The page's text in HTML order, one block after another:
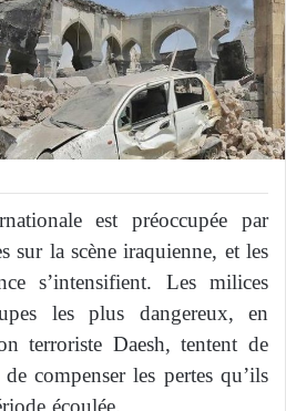
est préoccupée par
sur la scène iraquienne, et les
s’intensifient. Les milices
les plus dangereux, en
terroriste Daesh, tentent de
compenser les pertes qu’ils